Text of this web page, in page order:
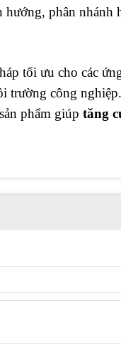
hướng, phân nhánh
tối ưu cho các
trường công
phẩm giúp tăng